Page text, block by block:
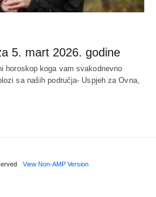
5. mart 2026. godine
horoskop koga vam svakodnevno
sa naših područja- Uspjeh za Ovna,
View Non-AMP Version